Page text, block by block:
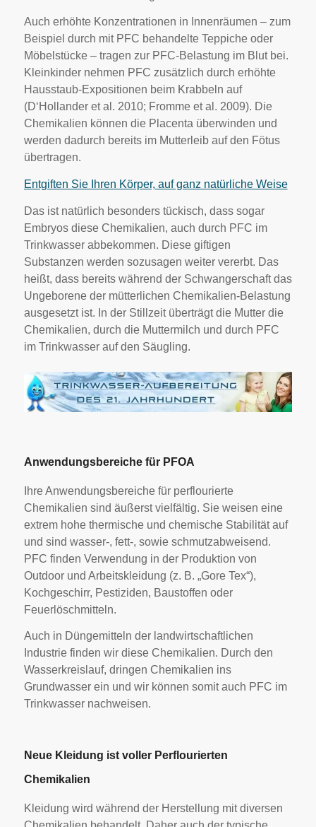
Auch erhöhte Konzentrationen in Innenräumen – zum
Beispiel durch mit PFC behandelte Teppiche oder
Möbelstücke – tragen zur PFC-Belastung im Blut bei.
Kleinkinder nehmen PFC zusätzlich durch erhöhte
Hausstaub-Expositionen beim Krabbeln auf
(D‘Hollander et al. 2010; Fromme et al. 2009). Die
Chemikalien können die Placenta überwinden und
werden dadurch bereits im Mutterleib auf den Fötus
übertragen.
Entgiften Sie Ihren Körper, auf ganz natürliche Weise
Das ist natürlich besonders tückisch, dass sogar
Embryos diese Chemikalien, auch durch PFC im
Trinkwasser abbekommen. Diese giftigen
Substanzen werden sozusagen weiter vererbt. Das
heißt, dass bereits während der Schwangerschaft das
Ungeborene der mütterlichen Chemikalien-Belastung
ausgesetzt ist. In der Stillzeit überträgt die Mutter die
Chemikalien, durch die Muttermilch und durch PFC
im Trinkwasser auf den Säugling.
Anwendungsbereiche für PFOA
Ihre Anwendungsbereiche für perflourierte
Chemikalien sind äußerst vielfältig. Sie weisen eine
extrem hohe thermische und chemische Stabilität auf
und sind wasser-, fett-, sowie schmutzabweisend.
PFC finden Verwendung in der Produktion von
Outdoor und Arbeitskleidung (z. B. „Gore Tex“),
Kochgeschirr, Pestiziden, Baustoffen oder
Feuerlöschmitteln.
Auch in Düngemitteln der landwirtschaftlichen
Industrie finden wir diese Chemikalien. Durch den
Wasserkreislauf, dringen Chemikalien ins
Grundwasser ein und wir können somit auch PFC im
Trinkwasser nachweisen.
Neue Kleidung ist voller Perflourierten
Chemikalien
Kleidung wird während der Herstellung mit diversen